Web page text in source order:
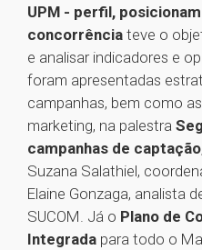
UPM - perfil,
concorrência teve o
e analisar indicadores e
foram apresentadas
campanhas, bem como
marketing, na palestra
campanhas de captação
Suzana Salathiel,
Elaine Gonzaga, analista
SUCOM. Já o Plano de
Integrada para todo o